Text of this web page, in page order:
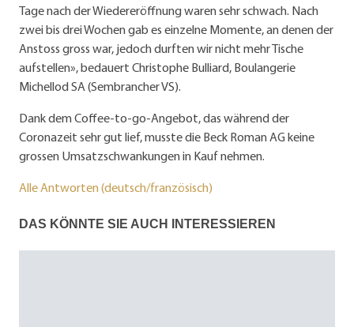
Tage nach der Wiedereröffnung waren sehr schwach. Nach
zwei bis drei Wochen gab es einzelne Momente, an denen der
Anstoss gross war, jedoch durften wir nicht mehr Tische
aufstellen», bedauert Christophe Bulliard, Boulangerie
Michellod SA (Sembrancher VS).
Dank dem Coffee-to-go-Angebot, das während der
Coronazeit sehr gut lief, musste die Beck Roman AG keine
grossen Umsatzschwankungen in Kauf nehmen.
Alle Antworten (deutsch/französisch)
DAS KÖNNTE SIE AUCH INTERESSIEREN